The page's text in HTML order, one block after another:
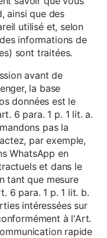
ainsi que des
utilisé et, selon
informations de
sont traitées.
avant de
la base
données est le
6 para. 1 p. 1 lit. a.
pas la
par exemple,
WhatsApp en
et dans le
tant que mesure
6 para. 1 p. 1 lit. b.
intéressées sur
à l'Art.
rapide